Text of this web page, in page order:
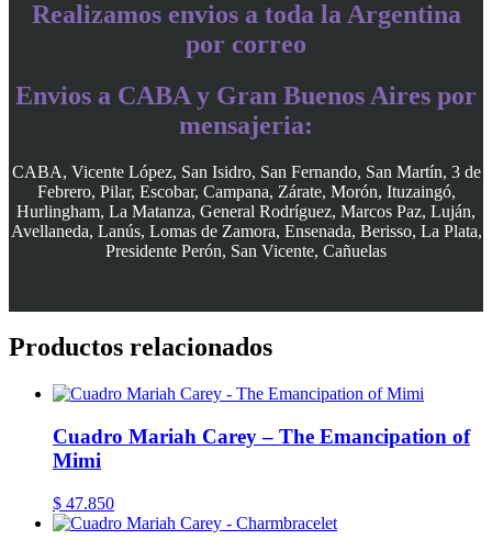
Realizamos envios a toda la Argentina
por correo
Envios a CABA y Gran Buenos Aires por
mensajeria:
CABA, Vicente López, San Isidro, San Fernando, San Martín, 3 de
Febrero, Pilar, Escobar, Campana, Zárate, Morón, Ituzaingó,
Hurlingham, La Matanza, General Rodríguez, Marcos Paz, Luján,
Avellaneda, Lanús, Lomas de Zamora, Ensenada, Berisso, La Plata,
Presidente Perón, San Vicente, Cañuelas
Productos relacionados
Cuadro Mariah Carey – The Emancipation of
Mimi
$ 47.850